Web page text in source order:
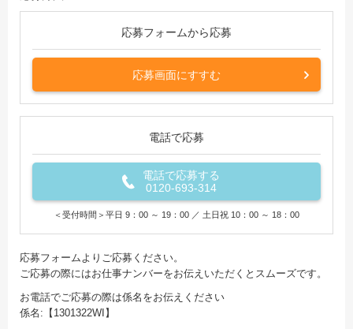
応募フォームから応募
応募画面にすすむ
電話で応募
電話で応募する
0120-693-314
＜受付時間＞平日 9：00 ～ 19：00 ／ 土日祝 10：00 ～ 18：00
応募フォームよりご応募ください。
ご応募の際にはお仕事ナンバーをお伝えいただくとスムーズです。
お電話でご応募の際は係名をお伝えください
係名:【1301322WI】